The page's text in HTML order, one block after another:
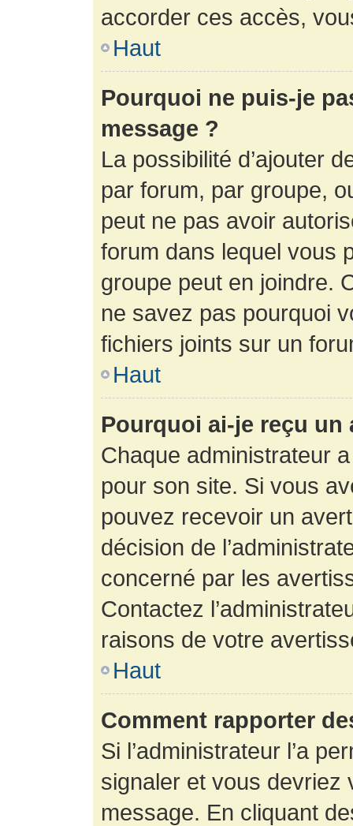
accorder ces accès,
Haut
Pourquoi ne puis-je
message ?
La possibilité d’ajouter
par forum, par groupe,
peut ne pas avoir
forum dans lequel vous
groupe peut en joindre.
ne savez pas pourquoi
fichiers joints sur un
Haut
Pourquoi ai-je reçu un
Chaque administrateur
pour son site. Si vous
pouvez recevoir un
décision de
concerné par les
Contactez
raisons de votre
Haut
Comment rapporter
Si l’administrateur l’a
signaler et vous devriez
message. En cliquant